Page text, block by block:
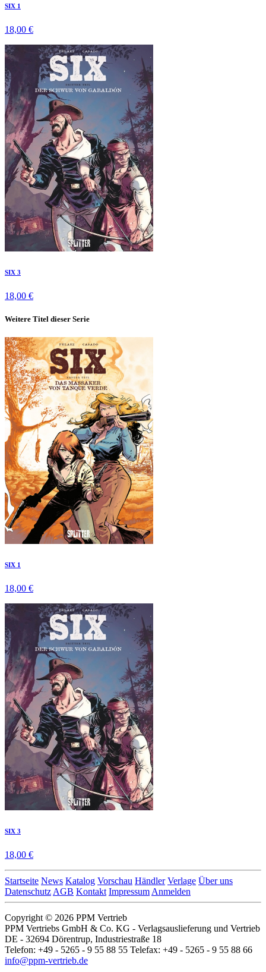
SIX 1
18,00 €
SIX 3
18,00 €
Weitere Titel dieser Serie
SIX 1
18,00 €
SIX 3
18,00 €
Startseite News Katalog Vorschau Händler Verlage Über uns
Datenschutz AGB Kontakt Impressum Anmelden
Copyright © 2026 PPM Vertrieb
PPM Vertriebs GmbH & Co. KG - Verlagsauslieferung und Vertrieb
DE - 32694 Dörentrup, Industriestraße 18
Telefon: +49 - 5265 - 9 55 88 55 Telefax: +49 - 5265 - 9 55 88 66
info@ppm-vertrieb.de